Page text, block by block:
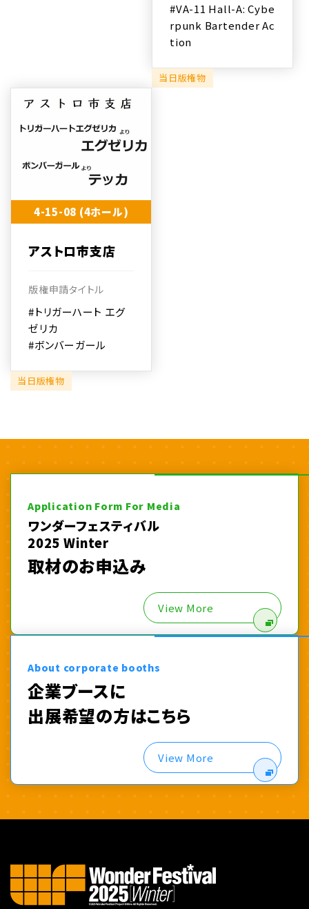
#VA-11 Hall-A: Cybe
rpunk Bartender Ac
tion
当日版権物
4-15-08 (4ホール)
アストロ市支店
版権申請タイトル
#トリガーハート エグ
ゼリカ
#ボンバーガール
当日版権物
Application Form For Media
ワンダーフェスティバル
2025 Winter
取材のお申込み
View More
About corporate booths
企業ブースに
出展希望の方はこちら
View More